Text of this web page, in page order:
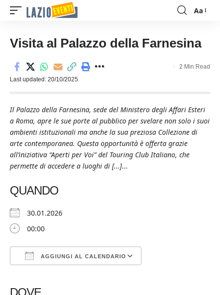
Font
Aa
Visita al Palazzo della Farnesina
Last updated: 20/10/2025
2 Min Read
Il Palazzo della Farnesina, sede del Ministero degli Affari Esteri
a Roma, apre le sue porte al pubblico per svelare non solo i suoi
ambienti istituzionali ma anche la sua preziosa Collezione di
arte contemporanea. Questa opportunità è offerta grazie
all’iniziativa “Aperti per Voi” del Touring Club Italiano, che
permette di accedere a luoghi di [...]...
QUANDO
30.01.2026
00:00
AGGIUNGI AL CALENDARIO
DOVE